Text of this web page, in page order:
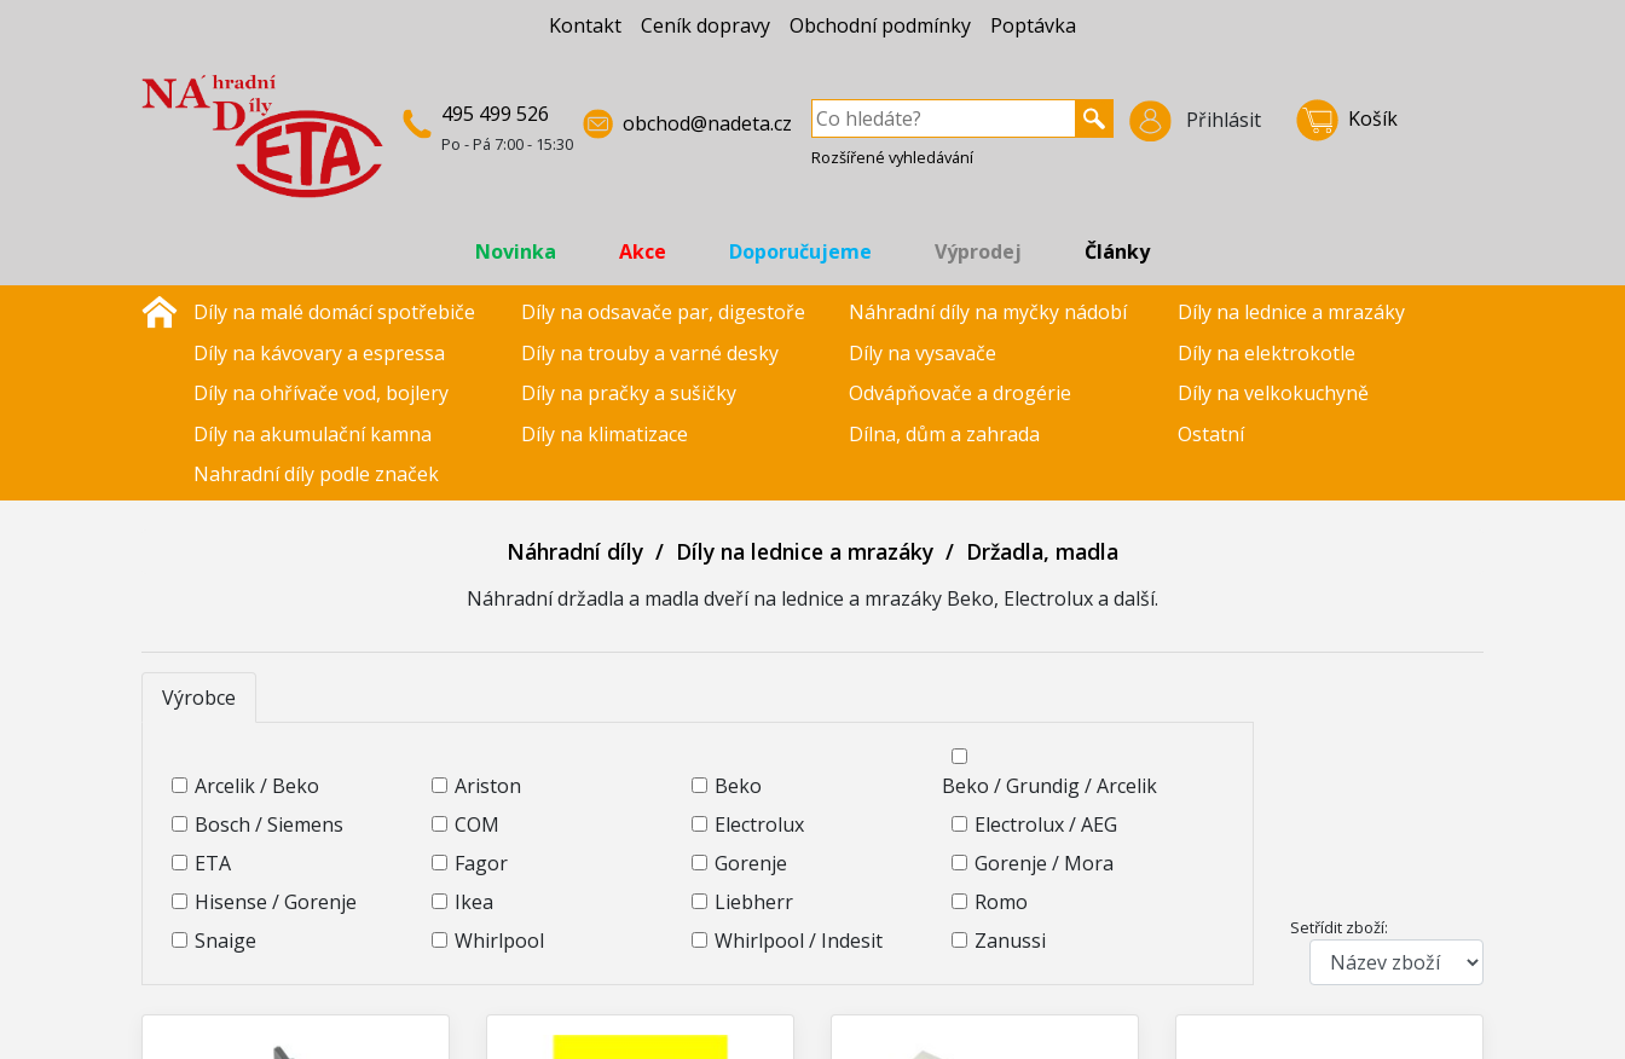
Kontakt Ceník dopravy Obchodní podmínky Poptávka
495 499 526
Po - Pá 7:00 - 15:30
obchod@nadeta.cz Přihlásit Košík
Rozšířené vyhledávání
Novinka Akce Doporučujeme Výprodej Články
Díly na malé domácí spotřebiče Díly na odsavače par, digestoře Náhradní díly na myčky nádobí
Díly na lednice a mrazáky
Díly na kávovary a espressa
Díly na trouby a varné desky Díly na vysavače
Díly na elektrokotle
Díly na ohřívače vod, bojlery
Díly na pračky a sušičky Odvápňovače a drogérie
Díly na velkokuchyně
Díly na akumulační kamna
Díly na klimatizace Dílna, dům a zahrada
Ostatní
Nahradní díly podle značek
Náhradní díly / Díly na lednice a mrazáky / Držadla, madla
Náhradní držadla a madla dveří na lednice a mrazáky Beko, Electrolux a další.
Výrobce
Arcelik / Beko Ariston Beko
Beko / Grundig / Arcelik
Bosch / Siemens
COM Electrolux
Electrolux / AEG
ETA
Fagor Gorenje
Gorenje / Mora
Hisense / Gorenje
Ikea Liebherr
Romo
Snaige
Whirlpool Whirlpool / Indesit Zanussi Setřídit zboží: